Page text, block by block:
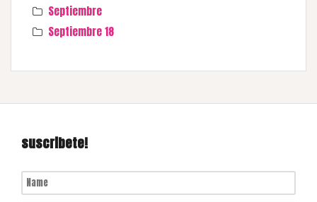
Septiembre
Septiembre 18
suscribete!